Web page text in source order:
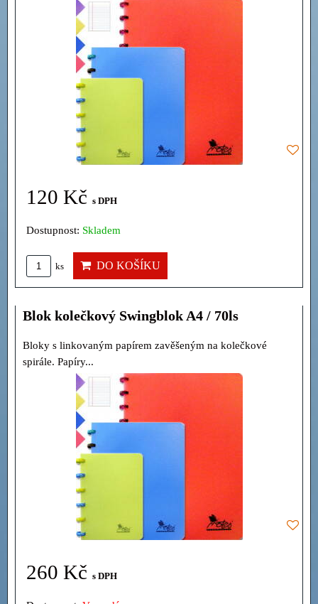
120 Kč s DPH
Dostupnost: Skladem
ks DO KOŠÍKU
Blok kolečkový Swingblok A4 / 70ls
Bloky s linkovaným papírem zavěšeným na kolečkové
spirále. Papíry...
260 Kč s DPH